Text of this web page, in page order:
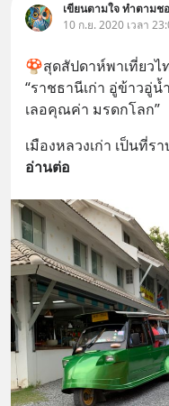
เขียนตามใจ ทำตามช
10 ก.ย. 2020 เวลา
🍄สุดสัปดาห์พาเที่ยวไ
“ราชธานีเก่า อู่ข้าวอู่
เลอคุณค่า มรดกโลก”
เมืองหลวงเก่า เป็นที่ร
อ่านต่อ